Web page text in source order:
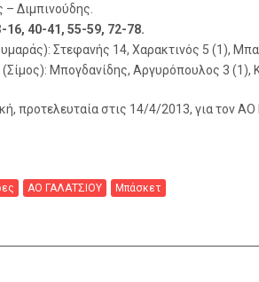
– Διμπινούδης.
40-41, 55-59, 72-78.
Στεφανής 14, Χαρακτινός 5 (1),
(Σίμος): Μπογδανίδης, Αργυρόπουλος 3 (1),
προτελευταία στις 14/4/2013, για τον
ΑΟ ΓΑΛΑΤΣΙΟΥ Μπάσκετ